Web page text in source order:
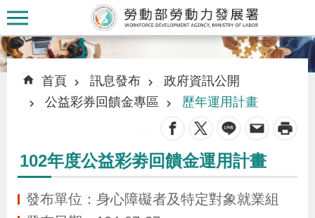
跳到主要內容區塊
識
本
署
:::
::: 首頁 訊息發布
政府資訊公開
公益彩券回饋金專區
歷年運用計畫
102年度公益彩劵回饋金運用計畫
發布單位：身心障礙者及特定對象就業組